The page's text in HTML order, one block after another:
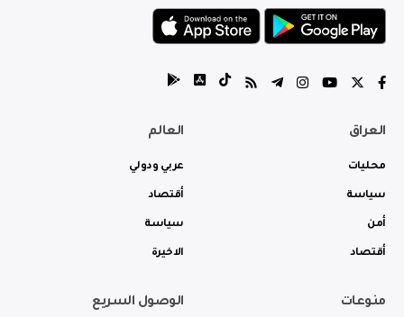
العراق
محليات
سياسة
أمن
أقتصاد
العالم
عربي ودولي
أقتصاد
سياسة
الاخيرة
منوعات الوصول السريع